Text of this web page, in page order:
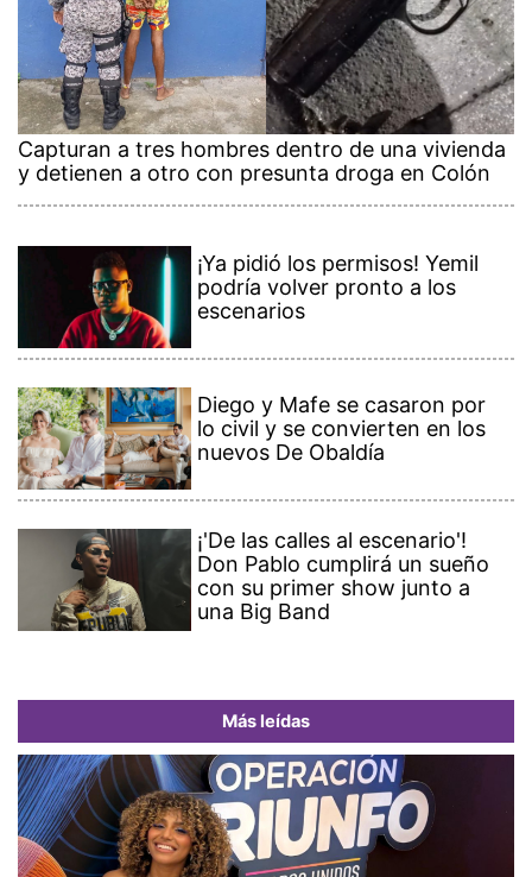
Capturan a tres hombres dentro de una vivienda
y detienen a otro con presunta droga en Colón
¡Ya pidió los permisos! Yemil
podría volver pronto a los
escenarios
Diego y Mafe se casaron por
lo civil y se convierten en los
nuevos De Obaldía
¡'De las calles al escenario'!
Don Pablo cumplirá un sueño
con su primer show junto a
una Big Band
Más leídas